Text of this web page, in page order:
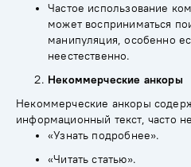
Частое использование
может восприниматься
манипуляция, особенно
неестественно.
Некоммерческие анкоры
Некоммерческие анкоры
информационный текст, часто
«Узнать подробнее».
«Читать статью».